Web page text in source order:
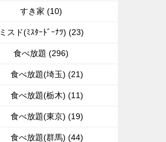
すき家 (10)
ミスド(ﾐｽﾀｰﾄﾞｰﾅﾂ) (23)
食べ放題 (296)
食べ放題(埼玉) (21)
食べ放題(栃木) (11)
食べ放題(東京) (19)
食べ放題(群馬) (44)